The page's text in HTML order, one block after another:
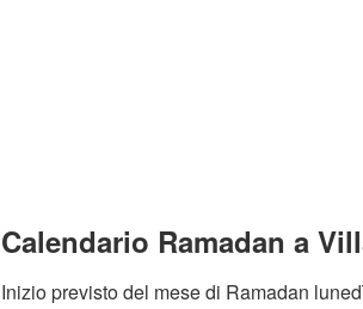
Calendario Ramadan a
Inizio previsto del mese di Ramadan